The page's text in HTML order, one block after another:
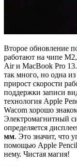
Второе обновление
работают на чипе
Air и MacBook Pro
так много, но одна
прирост скорости
поддержки записи
технология Apple
Wacom хорошо
Электромагнитный
определяется
мм. Это значит, что
помощью Apple Pencil
нему. Чистая магия!